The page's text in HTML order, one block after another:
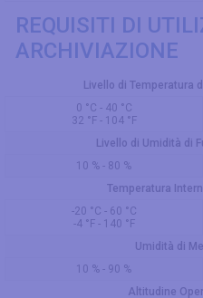
REQUISITI DI
ARCHIVIAZIONE
Livello di Temperatura
0 °C - 40 °C
32 °F - 104 °F
Livello di Umidità di
10 % - 80 %
Temperatura
-20 °C - 60 °C
-4 °F - 140 °F
Umidità di
10 % - 90 %
Altitudine